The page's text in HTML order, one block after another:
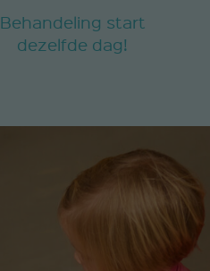
Behandeling start
dezelfde dag!